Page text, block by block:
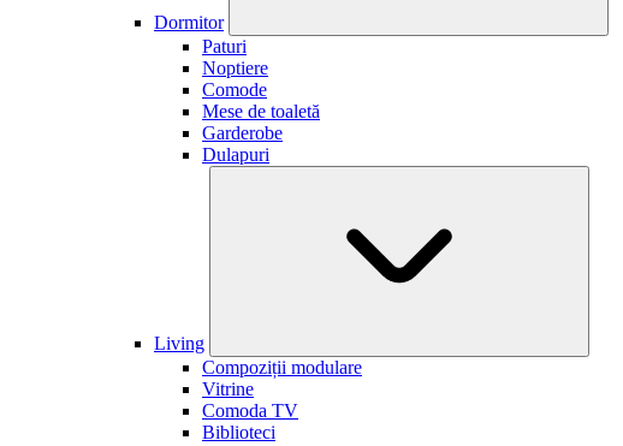
Dormitor
Paturi
Noptiere
Comode
Mese de toaletă
Garderobe
Dulapuri
Living
Compoziții modulare
Vitrine
Comoda TV
Biblioteci